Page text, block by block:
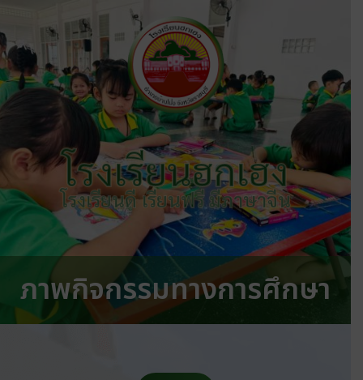
โรงเรียนฮกเฮง
โรงเรียนดี เรียนฟรี มีภาษาจีน
ภาพกิจกรรมทางการศึกษา